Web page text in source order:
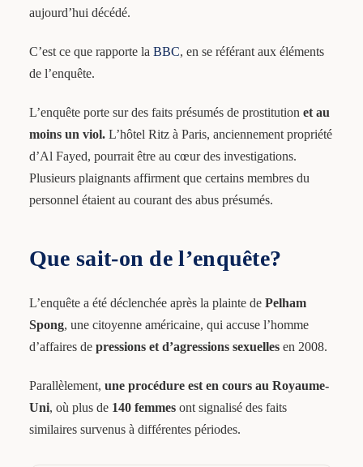
aujourd’hui décédé.
C’est ce que rapporte la BBC, en se référant aux éléments
de l’enquête.
L’enquête porte sur des faits présumés de prostitution et au
moins un viol.L’hôtel Ritz à Paris, anciennement propriété
d’Al Fayed, pourrait être au cœur des investigations.
Plusieurs plaignants affirment que certains membres du
personnel étaient au courant des abus présumés.
Que sait-on de l’enquête?
L’enquête a été déclenchée après la plainte de Pelham
Spong, une citoyenne américaine, qui accuse l’homme
d’affaires de pressions et d’agressions sexuellesen 2008.
Parallèlement, une procédure est en cours au Royaume-
Uni, où plus de 140 femmesont signalisé des faits
similaires survenus à différentes périodes.